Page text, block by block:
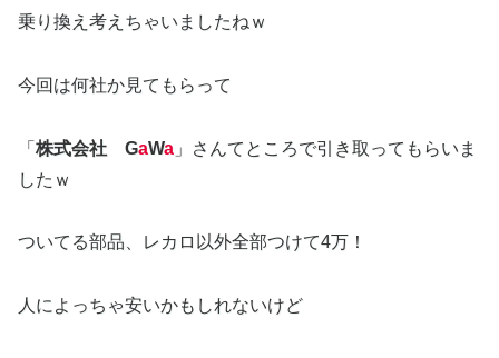
乗り換え考えちゃいましたねｗ
今回は何社か見てもらって
「 株式会社 GaWa 」さんてところで引き取ってもらいま
したｗ
ついてる部品、レカロ以外全部つけて4万！
人によっちゃ安いかもしれないけど